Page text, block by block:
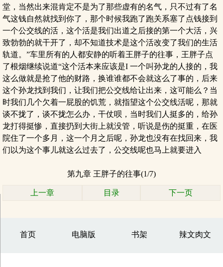
堂，当然出来混肯定不是为了那些虚有的名气，只不过有了名
气这钱自然就找到你了，那个时候我跑了跑关系塞了点钱接到
一个公交线的活，这个活是我们出道之后接的第一个大活，兴
致勃勃的就干开了，却不知道技术是这个活改变了我们的生活
轨道。”车里所有的人都安静的听着王胖子的往事，王胖子点
了根烟继续说道“这个活本来应该是I 一个叫孙龙的人接的，我
这么做就是抢了他的财路，换谁谁都不会就这么了事的，后来
这个孙龙找到我们，让我们把公交线给让出来，这可能么？当
时我们几个欠着一屁股的饥荒，就指望这个公交线活呢，那就
谈不拢了，谈不拢怎么办，干仗呗，当时我们人挺多的，给孙
龙打得挺惨，直接扔到大街上就没管，听说是伤的挺重，在医
院住了一个多月，这一个月之后呢，孙龙也没有在找回来，我
们以为这个事儿就这么过去了，公交线呢也马上就要进入
第九章 王胖子的往事(1/7)
上一章 目录 下一页
首页 电脑版 书架 辣文肉文